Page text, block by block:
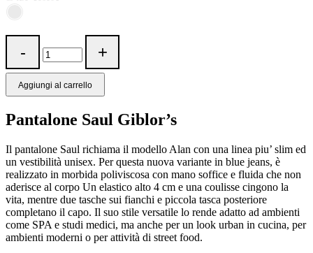
Aggiungi al carrello
Pantalone Saul Giblor’s
Il pantalone Saul richiama il modello Alan con una linea piu’ slim ed
un vestibilità unisex. Per questa nuova variante in blue jeans, è
realizzato in morbida poliviscosa con mano soffice e fluida che non
aderisce al corpo Un elastico alto 4 cm e una coulisse cingono la
vita, mentre due tasche sui fianchi e piccola tasca posteriore
completano il capo. Il suo stile versatile lo rende adatto ad ambienti
come SPA e studi medici, ma anche per un look urban in cucina, per
ambienti moderni o per attività di street food.